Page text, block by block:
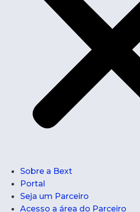
Sobre a Bext
Portal
Seja um Parceiro
Acesso a área do Parceiro